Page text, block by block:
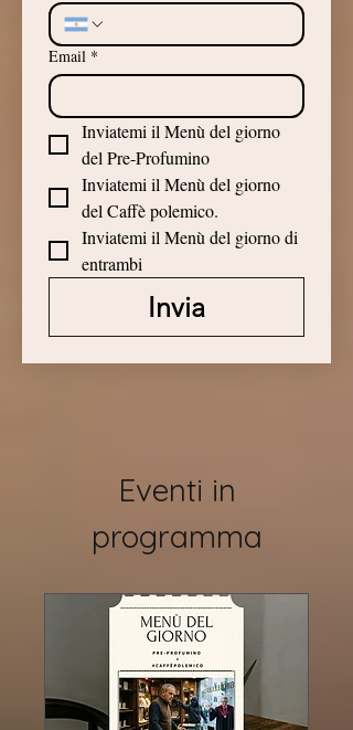
Email *
Inviatemi il Menù del giorno
del Pre-Profumino
Inviatemi il Menù del giorno
del Caffè polemico.
Inviatemi il Menù del giorno di
entrambi
Invia
Eventi in
programma